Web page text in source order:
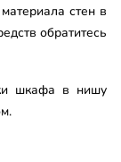
стен в
обратитесь
шкафа в нишу